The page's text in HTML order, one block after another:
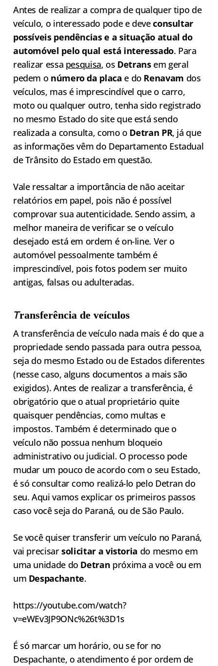
Antes de realizar a compra de qualquer tipo de
veículo, o interessado pode e deveconsultar
possíveis pendências e a situação atual do
automóvel pelo qual está interessado. Para
realizar essa pesquisa, os Detransem geral
pedem o número da placa e do Renavam dos
veículos, mas é imprescindível que o carro,
moto ou qualquer outro, tenha sido registrado
no mesmo Estado do site que está sendo
realizada a consulta, como o Detran PR, já que
as informações vêm do Departamento Estadual
de Trânsito do Estado em questão.
Vale ressaltar a importância de não aceitar
relatórios em papel, pois não é possível
comprovar sua autenticidade. Sendo assim, a
melhor maneira de verificar se o veículo
desejado está em ordem é on-line. Ver o
automóvel pessoalmente também é
imprescindível, pois fotos podem ser muito
antigas, falsas ou adulteradas.
Transferência de veículos
A transferência de veículo nada mais é do que a
propriedade sendo passada para outra pessoa,
seja do mesmo Estado ou de Estados diferentes
(nesse caso, alguns documentos a mais são
exigidos). Antes de realizar a transferência, é
obrigatório que o atual proprietário quite
quaisquer pendências, como multas e
impostos. Também é determinado que o
veículo não possua nenhum bloqueio
administrativo ou judicial. O processo pode
mudar um pouco de acordo com o seu Estado,
é só consultar como realizá-lo pelo Detran do
seu. Aqui vamos explicar os primeiros passos
caso você seja do Paraná, ou de São Paulo.
Se você quiser transferir um veículo no Paraná,
vai precisarsolicitar a vistoria do mesmo em
uma unidade do Detran próxima a você ou em
um Despachante.
https://youtube.com/watch?
v=eWEv3JP9ONc%26t%3D1s
É só marcar um horário, ou se for no
Despachante, o atendimento é por ordem de